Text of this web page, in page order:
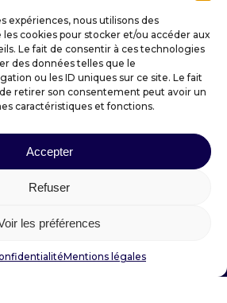
expériences, nous utilisons des
cookies pour stocker et/ou accéder aux
Le fait de consentir à ces technologies
des données telles que le
ou les ID uniques sur ce site. Le fait
retirer son consentement peut avoir un
caractéristiques et fonctions.
Accepter
Refuser
les préférences
Mentions légales
AMANT-TALLENDE
Darteyre
mairie :